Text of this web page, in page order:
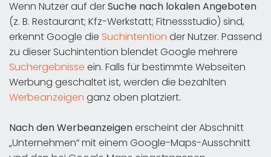
Wenn Nutzer auf derSuche nach lokalen Angeboten
(z. B. Restaurant; Kfz-Werkstatt; Fitnessstudio) sind,
erkennt Google die Suchintention der Nutzer. Passend
zu dieser Suchintention blendet Google mehrere
Suchergebnisse ein. Falls für bestimmte Webseiten
Werbung geschaltet ist, werden die bezahlten
Werbeanzeigen ganz oben platziert.
Nach den Werbeanzeigenerscheint der Abschnitt
„Unternehmen“ mit einem Google-Maps-Ausschnitt